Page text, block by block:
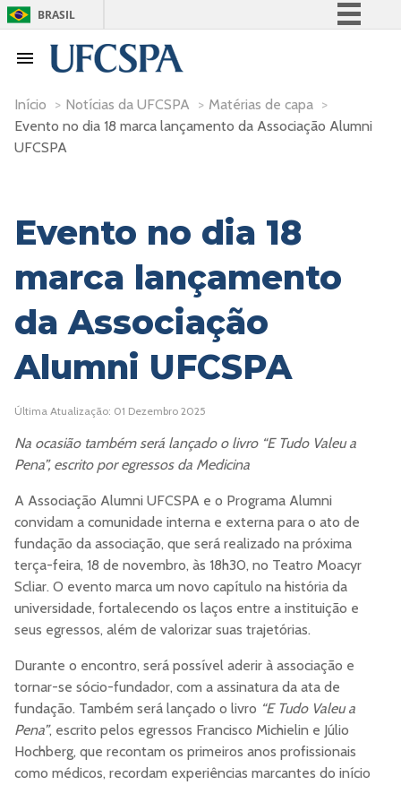
BRASIL
Participe
Acesso à informação
Início > Notícias da UFCSPA > Matérias de capa >
Evento no dia 18 marca lançamento da Associação Alumni
UFCSPA
Evento no dia 18
marca lançamento
da Associação
Alumni UFCSPA
Última Atualização: 01 Dezembro 2025
Na ocasião também será lançado o livro “E Tudo Valeu a
Pena”, escrito por egressos da Medicina
A Associação Alumni UFCSPA e o Programa Alumni
convidam a comunidade interna e externa para o ato de
fundação da associação, que será realizado na próxima
terça-feira, 18 de novembro, às 18h30, no Teatro Moacyr
Scliar. O evento marca um novo capítulo na história da
universidade, fortalecendo os laços entre a instituição e
seus egressos, além de valorizar suas trajetórias.
Durante o encontro, será possível aderir à associação e
tornar-se sócio-fundador, com a assinatura da ata de
fundação. Também será lançado o livro “E Tudo Valeu a
Pena”, escrito pelos egressos Francisco Michielin e Júlio
Hochberg, que recontam os primeiros anos profissionais
como médicos, recordam experiências marcantes do início